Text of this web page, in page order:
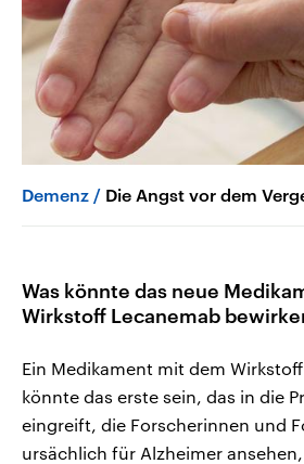
Demenz Die Angst vor dem
Was könnte das neue
Wirkstoff Lecanemab
Ein Medikament mit dem
könnte das erste sein, das in die
eingreift, die Forscherinnen und
ursächlich für Alzheimer